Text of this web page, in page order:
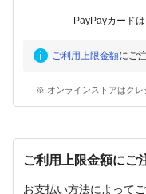
PayPayカード
ご利用上限金額にご
※ オンラインストアはクレ
ご利用上限金額にご
お支払い方法によって